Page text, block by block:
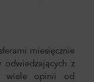
miesięcznie
odwiedzających z
wiele opinii od